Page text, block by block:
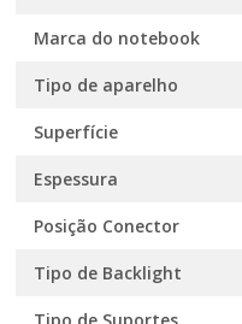
Marca do notebook
Tipo de aparelho
Superfície
Espessura
Posição Conector
Tipo de Backlight